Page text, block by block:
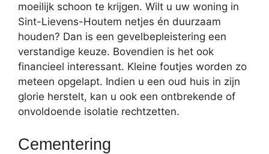
moeilijk schoon te krijgen. Wilt u uw woning in
Sint-Lievens-Houtem netjes én duurzaam
houden? Dan is een gevelbepleistering een
verstandige keuze. Bovendien is het ook
financieel interessant. Kleine foutjes worden zo
meteen opgelapt. Indien u een oud huis in zijn
glorie herstelt, kan u ook een ontbrekende of
onvoldoende isolatie rechtzetten.
Cementering